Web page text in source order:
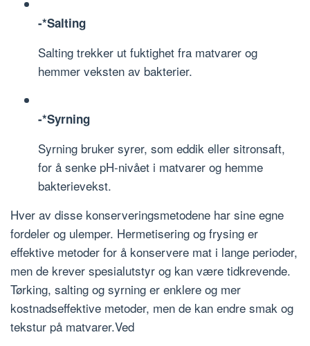
-*Salting
Salting trekker ut fuktighet fra matvarer og
hemmer veksten av bakterier.
-*Syrning
Syrning bruker syrer, som eddik eller sitronsaft,
for å senke pH-nivået i matvarer og hemme
bakterievekst.
Hver av disse konserveringsmetodene har sine egne
fordeler og ulemper. Hermetisering og frysing er
effektive metoder for å konservere mat i lange perioder,
men de krever spesialutstyr og kan være tidkrevende.
Tørking, salting og syrning er enklere og mer
kostnadseffektive metoder, men de kan endre smak og
tekstur på matvarer.Ved